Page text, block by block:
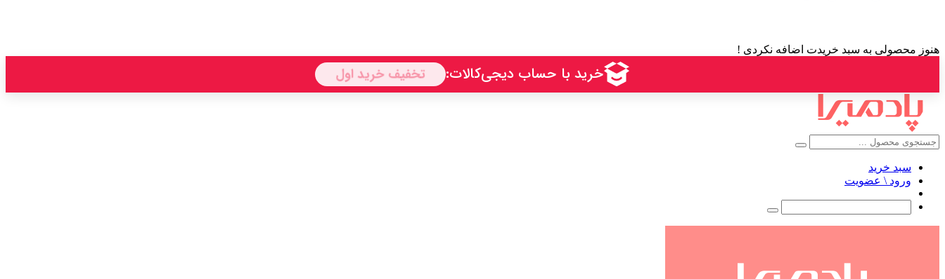
هنوز محصولی به سبد خریدت اضافه نکردی !
سبد خرید
ورود \ عضویت